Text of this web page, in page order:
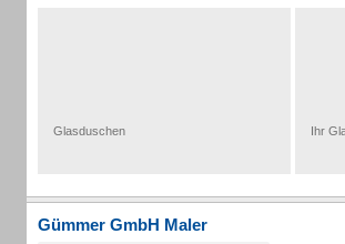
Glasduschen Ihr
Gümmer GmbH Maler